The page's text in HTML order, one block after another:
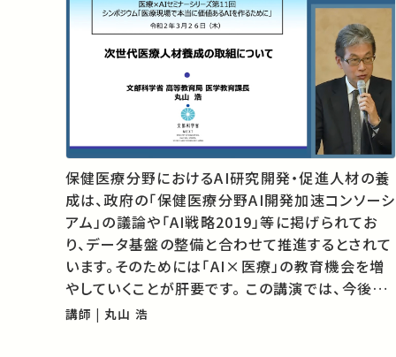
保健医療分野におけるAI研究開発・促進⼈材の養
成は、政府の「保健医療分野AI開発加速コンソーシ
アム」の議論や「AI戦略2019」等に掲げられてお
り、データ基盤の整備と合わせて推進するとされて
います。そのためには「AI×医療」の教育機会を増
やしていくことが肝要です。 この講演では、今後予
定される「医療データ⼈材育成拠点形成事業」など
講師 | 丸山 浩